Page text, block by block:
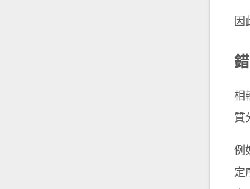
因
相
質
例
定